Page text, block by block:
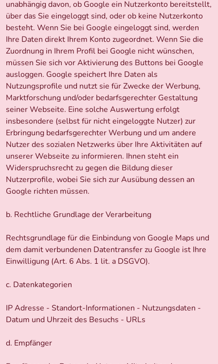
unabhängig davon, ob Google ein Nutzerkonto bereitstellt,
über das Sie eingeloggt sind, oder ob keine Nutzerkonto
besteht. Wenn Sie bei Google eingeloggt sind, werden
Ihre Daten direkt Ihrem Konto zugeordnet. Wenn Sie die
Zuordnung in Ihrem Profil bei Google nicht wünschen,
müssen Sie sich vor Aktivierung des Buttons bei Google
ausloggen. Google speichert Ihre Daten als
Nutzungsprofile und nutzt sie für Zwecke der Werbung,
Marktforschung und/oder bedarfsgerechter Gestaltung
seiner Webseite. Eine solche Auswertung erfolgt
insbesondere (selbst für nicht eingeloggte Nutzer) zur
Erbringung bedarfsgerechter Werbung und um andere
Nutzer des sozialen Netzwerks über Ihre Aktivitäten auf
unserer Webseite zu informieren. Ihnen steht ein
Widerspruchsrecht zu gegen die Bildung dieser
Nutzerprofile, wobei Sie sich zur Ausübung dessen an
Google richten müssen.
b. Rechtliche Grundlage der Verarbeitung
Rechtsgrundlage für die Einbindung von Google Maps und
dem damit verbundenen Datentransfer zu Google ist Ihre
Einwilligung (Art. 6 Abs. 1 lit. a DSGVO).
c. Datenkategorien
IP Adresse - Standort-Informationen - Nutzungsdaten -
Datum und Uhrzeit des Besuchs - URLs
d. Empfänger